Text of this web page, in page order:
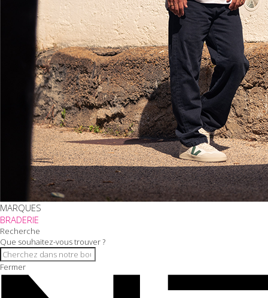
MARQUES
BRADERIE
Recherche
Que souhaitez-vous trouver ?
Fermer